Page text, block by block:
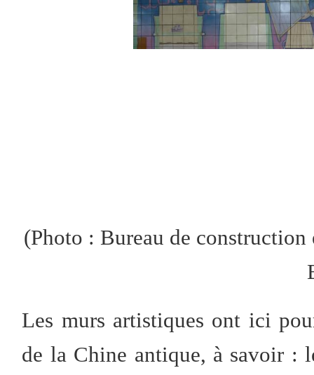
(Photo : Bureau de construction
Les murs artistiques ont ici
de la Chine antique, à savoir :